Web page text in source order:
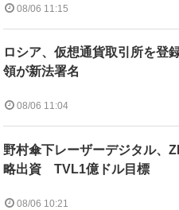
08/06 11:15
ロシア、仮想通貨取引所を
領が新法署名
08/06 11:04
野村傘下レーザーデジタル、
略出資 TVL1億ドル目標
08/06 10:21